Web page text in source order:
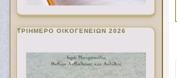
ΤΡΙΗΜΕΡΟ ΟΙΚΟΓΕΝΕΙΩΝ 2026